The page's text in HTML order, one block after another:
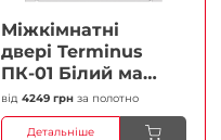
Міжкімнатні
двері Terminus
ПК-01 Білий мат
(Термінус) Глухі
Плівка
від 4249 грн за полотно
Детальніше